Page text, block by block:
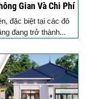
Gian Và Chi Phí
đặc biệt tại các đô
đang trở thành...